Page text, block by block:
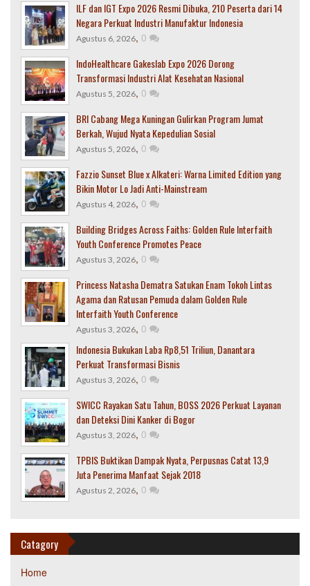
ILF dan IGT Expo 2026 Resmi Dibuka, 210 Peserta dari 14
Negara Perkuat Industri Manufaktur Indonesia
Agustus 6, 2026, 0
IndoHealthcare Gakeslab Expo 2026 Dorong
Transformasi Industri Alat Kesehatan Nasional
Agustus 5, 2026, 0
BRI Cabang Mega Kuningan Gulirkan Program Jumat
Berkah, Wujud Nyata Kepedulian Sosial
Agustus 5, 2026, 0
Fazzio Sunset Blue x Alkateri: Warna Limited Edition yang
Bikin Motor Lo Jadi Anti-Mainstream
Agustus 4, 2026, 0
Building Bridges Across Faiths: Golden Rule Interfaith
Youth Conference Promotes Peace
Agustus 3, 2026, 0
Princess Natasha Dematra Satukan Enam Tokoh Lintas
Agama dan Ratusan Pemuda dalam Golden Rule
Interfaith Youth Conference
Agustus 3, 2026, 0
Indonesia Bukukan Laba Rp8,51 Triliun, Danantara
Perkuat Transformasi Bisnis
Agustus 3, 2026, 0
SWICC Rayakan Satu Tahun, BOSS 2026 Perkuat Layanan
dan Deteksi Dini Kanker di Bogor
Agustus 3, 2026, 0
TPBIS Buktikan Dampak Nyata, Perpusnas Catat 13,9
Juta Penerima Manfaat Sejak 2018
Agustus 2, 2026, 0
Catagory
Home